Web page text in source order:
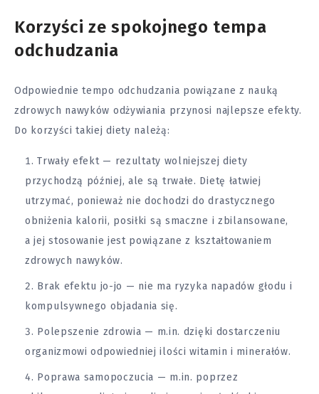
Korzyści ze spokojnego tempa
odchudzania
Odpowiednie tempo odchudzania powiązane z nauką
zdrowych nawyków odżywiania przynosi najlepsze efekty.
Do korzyści takiej diety należą:
Trwały efekt — rezultaty wolniejszej diety
przychodzą później, ale są trwałe. Dietę łatwiej
utrzymać, ponieważ nie dochodzi do drastycznego
obniżenia kalorii, posiłki są smaczne i zbilansowane,
a jej stosowanie jest powiązane z kształtowaniem
zdrowych nawyków.
Brak efektu jo-jo — nie ma ryzyka napadów głodu i
kompulsywnego objadania się.
Polepszenie zdrowia — m.in. dzięki dostarczeniu
organizmowi odpowiedniej ilości witamin i minerałów.
Poprawa samopoczucia — m.in. poprzez